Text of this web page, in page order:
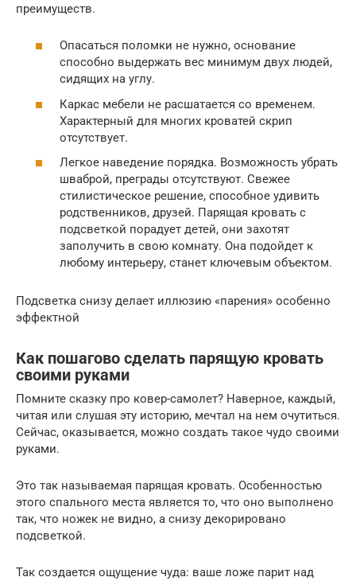
преимуществ.
Опасаться поломки не нужно, основание
способно выдержать вес минимум двух людей,
сидящих на углу.
Каркас мебели не расшатается со временем.
Характерный для многих кроватей скрип
отсутствует.
Легкое наведение порядка. Возможность убрать
шваброй, преграды отсутствуют. Свежее
стилистическое решение, способное удивить
родственников, друзей. Парящая кровать с
подсветкой порадует детей, они захотят
заполучить в свою комнату. Она подойдет к
любому интерьеру, станет ключевым объектом.
Подсветка снизу делает иллюзию «парения» особенно
эффектной
Как пошагово сделать парящую кровать
своими руками
Помните сказку про ковер-самолет? Наверное, каждый,
читая или слушая эту историю, мечтал на нем очутиться.
Сейчас, оказывается, можно создать такое чудо своими
руками.
Это так называемая парящая кровать. Особенностью
этого спального места является то, что оно выполнено
так, что ножек не видно, а снизу декорировано
подсветкой.
Так создается ощущение чуда: ваше ложе парит над